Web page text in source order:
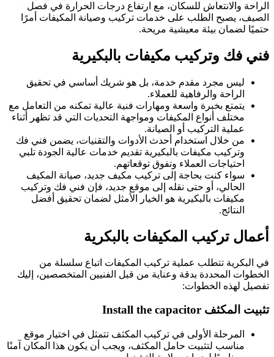
الراحة والانتعاش للسكان، مع ارتفاع درجات الحرارة في فصل
الصيف، يصبح الطلب على خدمات تركيب وصيانة المكيفات أمرًا
حتميًا لضمان بيئة معيشية مريحة.
فني فك وتركيب مكيفات بالبكيرية
ليس مجرد مقدم خدمة، بل هو شريك أساسي في تحقيق
الراحة والرفاهية للعملاء.
يتمتع بخبرة واسعة ومهارات فنية عالية تمكنه من التعامل مع
مختلف أنواع المكيفات ومواجهة التحديات التي قد تظهر أثناء
عملية التركيب أو الصيانة.
من خلال استخدام أحدث الأدوات والتقنيات، يضمن فني فك
وتركيب مكيفات بالبكيرية تقديم خدمات عالية الجودة تلبي
احتياجات العملاء وتفوق توقعاتهم.
سواء كنت بحاجة إلى تركيب مكيف جديد، صيانة المكيف
الحالي، أو حتى نقله إلى موقع جديد، فإن فني فك وتركيب
مكيفات بالبكيرية هو الخيار الأمثل لضمان تحقيق أفضل
النتائج.
أعمال تركيب المكيفات بالبكرية
في البكرية تتطلب عملية تركيب المكيفات اتباع سلسلة من
الخطوات المحددة بدقة وعناية من قبل الفنيين المتخصصين، إليك
تفصيل لهذه الخطوات:
تثبيت المكثف Install the capacitor
المرحلة الأولى في تركيب المكثف تتمثل في اختيار موقع
مناسب لتثبيت حامل المكثف، ويجب أن يكون هذا المكان آمنًا